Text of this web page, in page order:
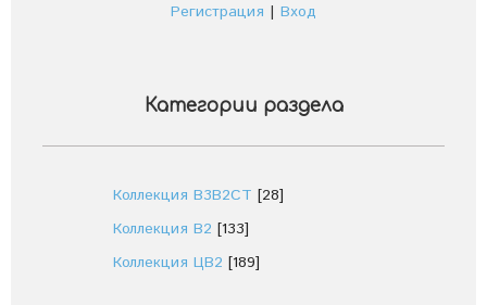
Регистрация | Вход
Категории раздела
Коллекция В3В2СТ [28]
Коллекция В2 [133]
Коллекция ЦВ2 [189]